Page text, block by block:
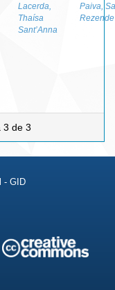
Lacerda,
Thaísa
Sant’Anna
Paiva,
Rezende
3 de 3
- GID